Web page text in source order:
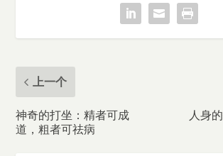
上一个
神奇的打坐：精者可成
道，粗者可祛病
人身